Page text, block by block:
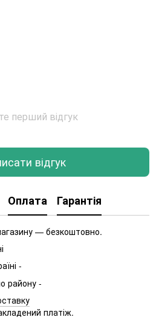
перший відгук
відгук
Оплата Гарантія
— безкоштовно.
-
району -
платіж.